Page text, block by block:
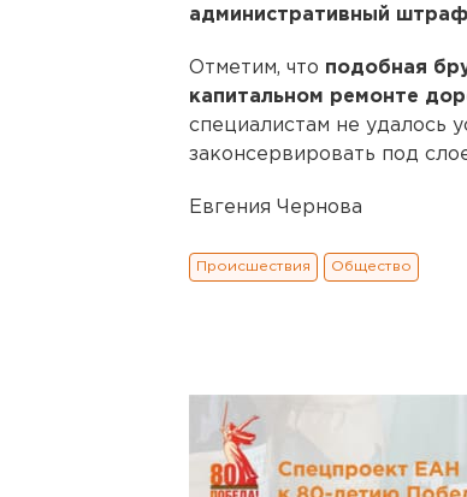
административный
Отметим, что подобная
капитальном ремонте
специалистам не удалось
законсервировать под
Евгения Чернова
Происшествия Общество